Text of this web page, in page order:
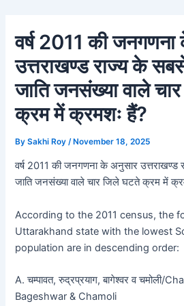
content
वर्ष 2011 की
उत्तराखण्ड राज्य के
जाति जनसंख्या वाले
क्रम में क्रमशः हैं?
BySakhi Roy /November 18, 2025
वर्ष 2011 की जनगणना के अनुसार
जाति जनसंख्या वाले चार जिले घटते क्रम में
According to the 2011 census, the
Uttarakhand state with the lowest
population are in descending order:
A. चम्पावत, रुद्रप्रयाग, बागेश्वर व चमोली/
Bageshwar & Chamoli